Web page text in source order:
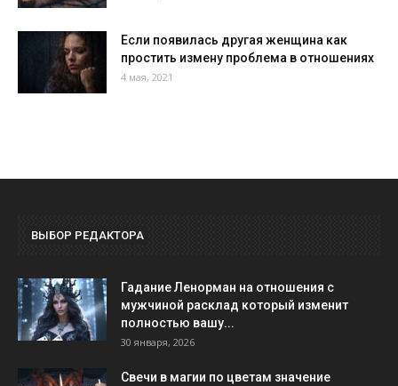
Если появилась другая женщина как
простить измену проблема в отношениях
4 мая, 2021
ВЫБОР РЕДАКТОРА
Гадание Ленорман на отношения с
мужчиной расклад который изменит
полностью вашу...
30 января, 2026
Свечи в магии по цветам значение